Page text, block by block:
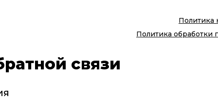
Политика
Политика обработки
связи